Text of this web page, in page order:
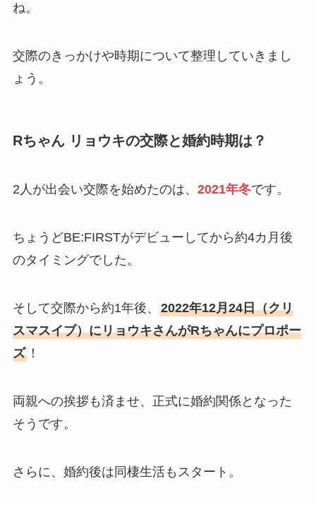
ね。
交際のきっかけや時期について整理していきまし
ょう。
Rちゃん リョウキの交際と婚約時期は？
2人が出会い交際を始めたのは、 2021年冬です。
ちょうどBE:FIRSTがデビューしてから約4カ月後
のタイミングでした。
そして交際から約1年後、 2022年12月24日（クリ
スマスイブ）にリョウキさんがRちゃんにプロポー
ズ！
両親への挨拶も済ませ、正式に婚約関係となった
そうです。
さらに、婚約後は同棲生活もスタート。